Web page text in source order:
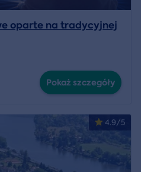
oparte na tradycyjnej
Pokaż szczegóły
4.9/5